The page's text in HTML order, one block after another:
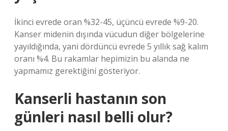
İkinci evrede oran %32-45, üçüncü evrede %9-20.
Kanser midenin dışında vücudun diğer bölgelerine
yayıldığında, yani dördüncü evrede 5 yıllık sağ kalım
oranı %4. Bu rakamlar hepimizin bu alanda ne
yapmamız gerektiğini gösteriyor.
Kanserli hastanın son
günleri nasıl belli olur?